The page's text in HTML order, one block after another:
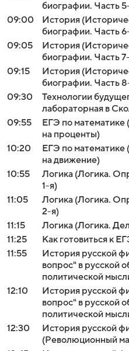
биографии. Часть
09:00
История
биографии. Часть
09:05
История
биографии. Часть
09:15
История
биографии. Часть
09:30
Технологии
лабораторная в
09:55
ЕГЭ по математике
на проценты)
10:20
ЕГЭ по математике
на движение)
10:55
Логика (Логика.
1-я)
11:05
Логика (Логика.
2-я)
11:15
Логика (Логика.
11:25
Как готовиться к
11:55
История русской
вопрос" в русской
политической
12:10
История русской
вопрос" в русской
политической
12:30
История русской
(Революционный